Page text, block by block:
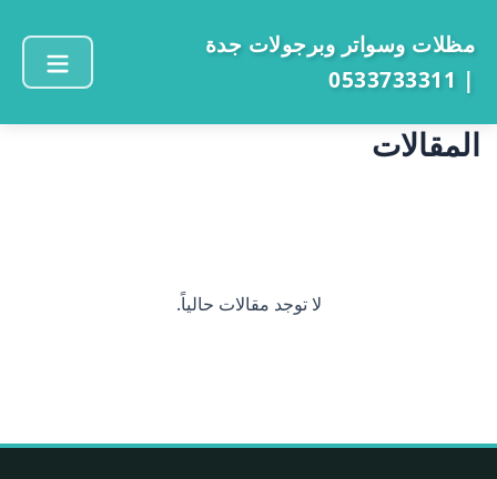
مظلات وسواتر وبرجولات جدة
| 0533733311
المقالات
لا توجد مقالات حالياً.